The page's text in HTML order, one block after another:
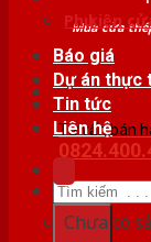
Mua cửa
Tư vấn bán
Tìm
kiếm:
Phụ kiện
Báo giá
Dự án thực
Tin tức
Liên hệ
Chưa có